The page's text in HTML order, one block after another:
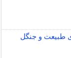
طبیعت و جنگل